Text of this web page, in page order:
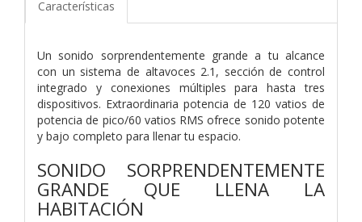
Características
Un sonido sorprendentemente grande a tu alcance
con un sistema de altavoces 2.1, sección de control
integrado y conexiones múltiples para hasta tres
dispositivos. Extraordinaria potencia de 120 vatios de
potencia de pico/60 vatios RMS ofrece sonido potente
y bajo completo para llenar tu espacio.
SONIDO SORPRENDENTEMENTE
GRANDE QUE LLENA LA
HABITACIÓN